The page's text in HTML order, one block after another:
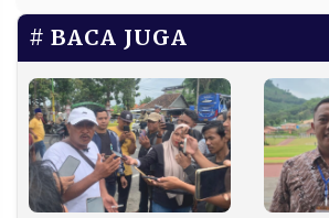
BACA JUGA